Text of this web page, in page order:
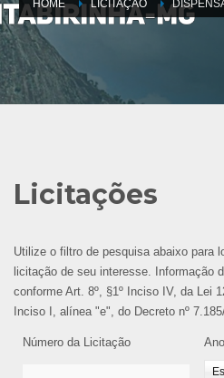
HOME LICITAÇÃO
Licitações
Utilize o filtro de pesquisa abaixo para
licitação de seu interesse. Informação
conforme Art. 8º, §1º Inciso IV, da Lei
Inciso I, alínea "e", do Decreto nº
Número da Licitação Ano